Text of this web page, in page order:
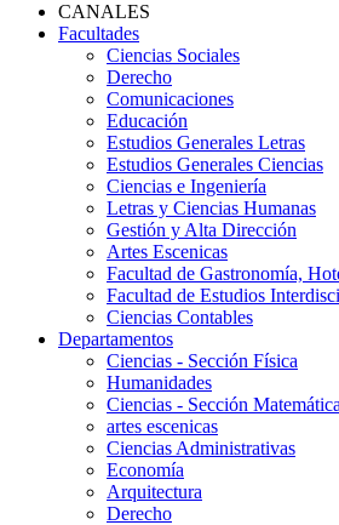
CANALES
Facultades
Ciencias Sociales
Derecho
Comunicaciones
Educación
Estudios Generales Letras
Estudios Generales Ciencias
Ciencias e Ingeniería
Letras y Ciencias Humanas
Gestión y Alta Dirección
Artes Escenicas
Facultad de Gastronomía,
Facultad de Estudios
Ciencias Contables
Departamentos
Ciencias - Sección Física
Humanidades
Ciencias - Sección
artes escenicas
Ciencias Administrativas
Economía
Arquitectura
Derecho